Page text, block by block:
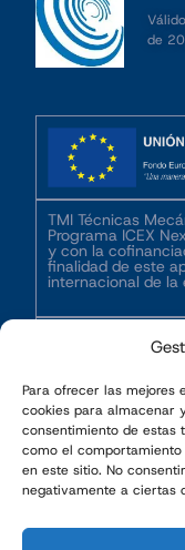
Para ofrecer las mejores
cookies para almacenar
consentimiento de estas
como el
en este sitio. No
negativamente a ciertas
de
TMI Técnicas
Programa ICEX
y con la
finalidad de este
internacional de la
TMI, en el marco
ha desarrollado un
mejoras
de TMI’,
financiado por la
Generation EU,
ámbito de la